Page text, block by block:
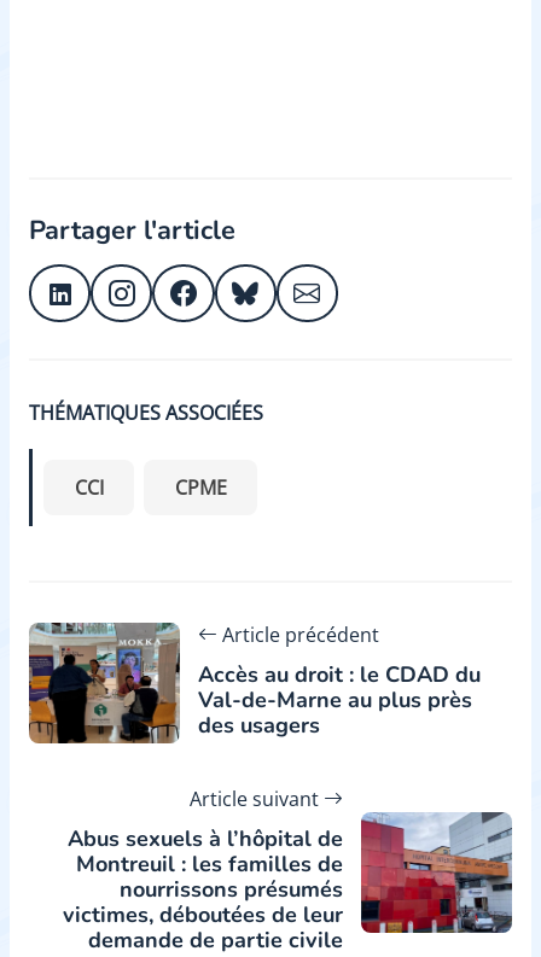
Partager l'article
THÉMATIQUES ASSOCIÉES
CCI CPME
Article précédent
Accès au droit : le CDAD du
Val-de-Marne au plus près
des usagers
Article suivant
Abus sexuels à l’hôpital de
Montreuil : les familles de
nourrissons présumés
victimes, déboutées de leur
demande de partie civile